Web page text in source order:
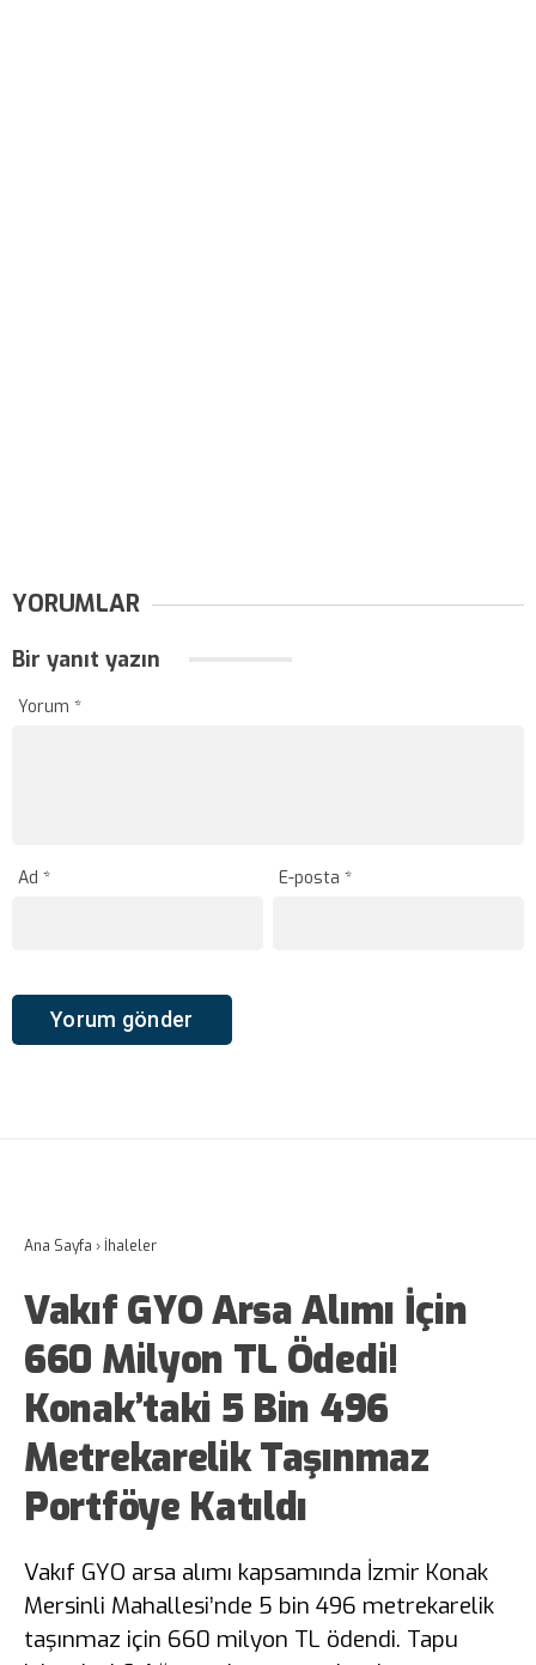
YORUMLAR
Bir yanıt yazın
Yorum *
Ad * E-posta*
Ana Sayfa › İhaleler
Vakıf GYO Arsa Alımı İçin
660 Milyon TL Ödedi!
Konak’taki 5 Bin 496
Metrekarelik Taşınmaz
Portföye Katıldı
Vakıf GYO arsa alımı kapsamında İzmir Konak
Mersinli Mahallesi’nde 5 bin 496 metrekarelik
taşınmaz için 660 milyon TL ödendi. Tapu